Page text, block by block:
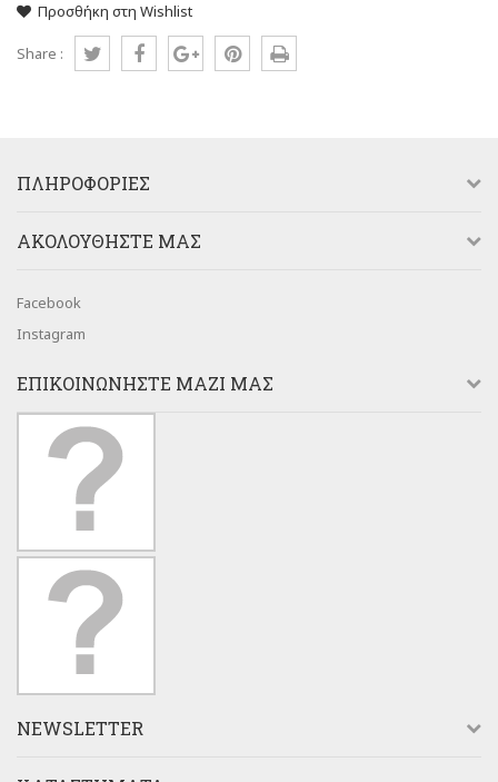
Προσθήκη στη Wishlist
Share :
ΠΛΗΡΟΦΟΡΊΕΣ
AΚΟΛΟΥΘΉΣΤΕ ΜΑΣ
Facebook
Instagram
ΕΠΙΚΟΙΝΩΝΉΣΤΕ ΜΑΖΊ ΜΑΣ
NEWSLETTER